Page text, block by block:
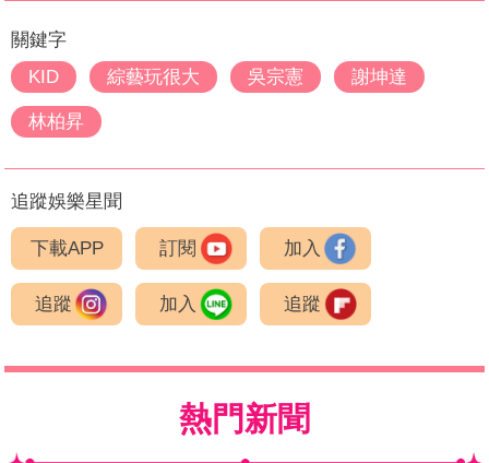
關鍵字
KID
綜藝玩很大 吳宗憲 謝坤達
林柏昇
追蹤娛樂星聞
下載APP 訂閱 加入
追蹤 加入 追蹤
熱門新聞